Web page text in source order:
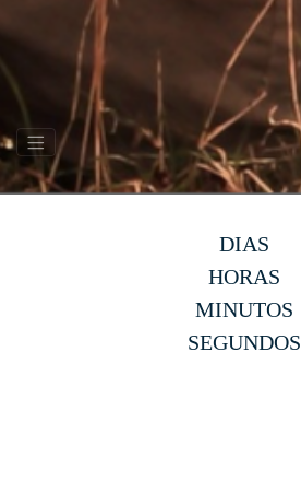
DIAS
HORAS
MINUTOS
SEGUNDOS